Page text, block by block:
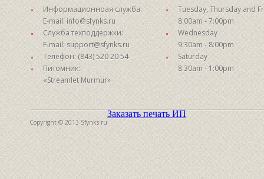
Информационноая служба:
E-mail: info@sfynks.ru
Служба техподдержки:
E-mail: support@sfynks.ru
Телефон: (843) 520 20 54
Питомник:
«Streamlet Murmur»
Tuesday, Thursday and
8:00am - 7:00pm
Wednesday
9:30am - 8:00pm
Saturday
8:30am - 1:00pm
Copyright © 2013 Sfynks.ru
Заказать печать ИП